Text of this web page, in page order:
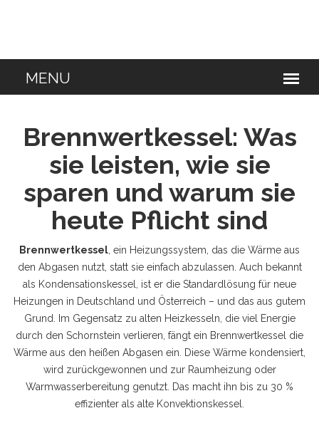
Brennwertkessel: Was
sie leisten, wie sie
sparen und warum sie
heute Pflicht sind
Brennwertkessel ein Heizungssystem, das die Wärme aus
den Abgasen nutzt, statt sie einfach abzulassen . Auch bekannt
als Kondensationskessel
, ist er die Standardlösung für neue
Heizungen in Deutschland und Österreich – und das aus gutem
Grund.
Im Gegensatz zu alten Heizkesseln, die viel Energie
durch den Schornstein verlieren, fängt ein Brennwertkessel die
Wärme aus den heißen Abgasen ein. Diese Wärme kondensiert,
wird zurückgewonnen und zur Raumheizung oder
Warmwasserbereitung genutzt. Das macht ihn bis zu 30 %
effizienter als alte Konvektionskessel.